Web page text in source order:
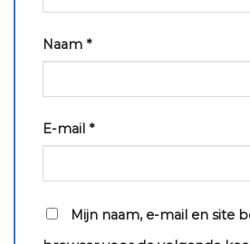
Naam *
E-mail *
Mijn naam, e-mail en site